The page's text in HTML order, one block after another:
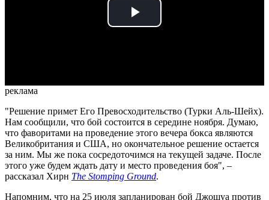
Play
реклама
"Решение примет Его Превосходительство (Турки Аль-Шейх).
Нам сообщили, что бой состоится в середине ноября. Думаю,
что фаворитами на проведение этого вечера бокса являются
Великобритания и США, но окончательное решение остается
за ним. Мы же пока сосредоточимся на текущей задаче. После
этого уже будем ждать дату и место проведения боя", –
рассказал Хирн The Stomping Ground.
Напомним, что на 25 июля запланирован бой Джошуа против